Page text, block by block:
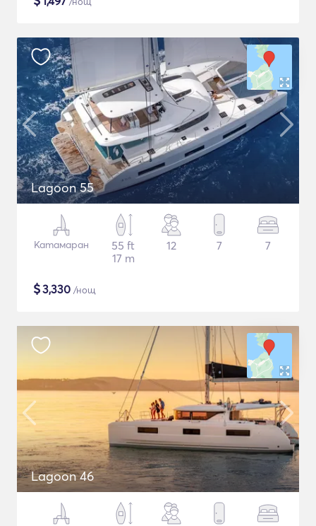
Lagoon 55
Катамаран
55 ft
17 m
12 7 7
$3,330 /нощ
Lagoon 46